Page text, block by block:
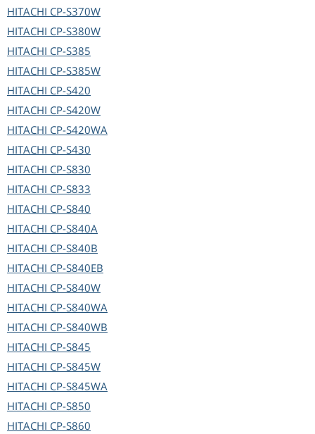
HITACHI CP-S370W
HITACHI CP-S380W
HITACHI CP-S385
HITACHI CP-S385W
HITACHI CP-S420
HITACHI CP-S420W
HITACHI CP-S420WA
HITACHI CP-S430
HITACHI CP-S830
HITACHI CP-S833
HITACHI CP-S840
HITACHI CP-S840A
HITACHI CP-S840B
HITACHI CP-S840EB
HITACHI CP-S840W
HITACHI CP-S840WA
HITACHI CP-S840WB
HITACHI CP-S845
HITACHI CP-S845W
HITACHI CP-S845WA
HITACHI CP-S850
HITACHI CP-S860